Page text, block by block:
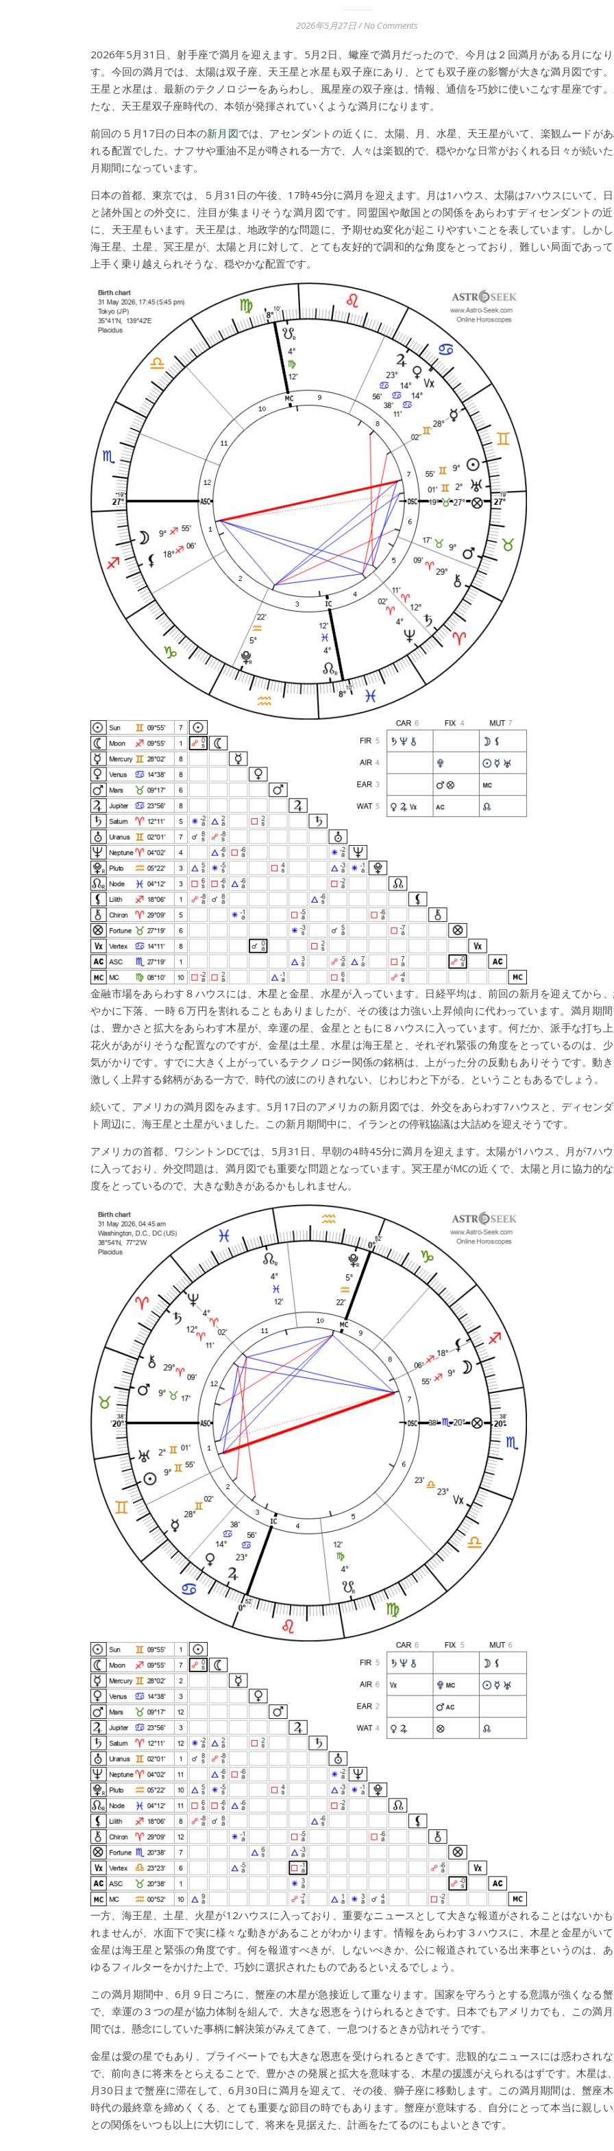
2026年5月27日/No Comments
2026年5月31日、射手座で満月を迎えます。5月2日、蠍座で満月だったので、今月は２回満月がある月になり
す。今回の満月では、太陽は双子座、天王星と水星も双子座にあり、とても双子座の影響が大きな満月図です
王星と水星は、最新のテクノロジーをあらわし、風星座の双子座は、情報、通信を巧妙に使いこなす星座です
たな、天王星双子座時代の、本領が発揮されていくような満月になります。
前回の５月17日の日本の新月図では、アセンダントの近くに、太陽、月、水星、天王星がいて、楽観ムードが
れる配置でした。ナフサや重油不足が噂される一方で、人々は楽観的で、穏やかな日常がおくれる日々が続い
月期間になっています。
日本の首都、東京では、５月31日の午後、17時45分に満月を迎えます。月は1ハウス、太陽は7ハウスにいて、
と諸外国との外交に、注目が集まりそうな満月図です。同盟国や敵国との関係をあらわすディセンダントの近
に、天王星もいます。天王星は、地政学的な問題に、予期せぬ変化が起こりやすいことを表しています。しかし
海王星、土星、冥王星が、太陽と月に対して、とても友好的で調和的な角度をとっており、難しい局面であっ
上手く乗り越えられそうな、穏やかな配置です。
金融市場をあらわす８ハウスには、木星と金星、水星が入っています。日経平均は、前回の新月を迎えてから
やかに下落、一時６万円を割れることもありましたが、その後は力強い上昇傾向に代わっています。満月期間
は、豊かさと拡大をあらわす木星が、幸運の星、金星とともに８ハウスに入っています。何だか、派手な打ち
花火があがりそうな配置なのですが、金星は土星、水星は海王星と、それぞれ緊張の角度をとっているのは、
気がかりです。すでに大きく上がっているテクノロジー関係の銘柄は、上がった分の反動もありそうです。動
激しく上昇する銘柄がある一方で、時代の波にのりきれない、じわじわと下がる、ということもあるでしょう。
続いて、アメリカの満月図をみます。5月17日のアメリカの新月図では、外交をあらわす7ハウスと、ディセン
ト周辺に、海王星と土星がいました。この新月期間中に、イランとの停戦協議は大詰めを迎えそうです。
アメリカの首都、ワシントンDCでは、5月31日、早朝の4時45分に満月を迎えます。太陽が1ハウス、月が7ハ
に入っており、外交問題は、満月図でも重要な問題となっています。冥王星がMCの近くで、太陽と月に協力的
度をとっているので、大きな動きがあるかもしれません。
一方、海王星、土星、火星が12ハウスに入っており、重要なニュースとして大きな報道がされることはないか
れませんが、水面下で実に様々な動きがあることがわかります。情報をあらわす３ハウスに、木星と金星がいて
金星は海王星と緊張の角度です。何を報道すべきが、しないべきか、公に報道されている出来事というのは、
ゆるフィルターをかけた上で、巧妙に選択されたものであるといえるでしょう。
この満月期間中、6月９日ごろに、蟹座の木星が急接近して重なります。国家を守ろうとする意識が強くなる
で、幸運の３つの星が協力体制を組んで、大きな恩恵をうけられるときです。日本でもアメリカでも、この満
間では、懸念にしていた事柄に解決策がみえてきて、一息つけるときが訪れそうです。
金星は愛の星でもあり、プライベートでも大きな恩恵を受けられるときです。悲観的なニュースには惑わされ
で、前向きに将来をとらえることで、豊かさの発展と拡大を意味する、木星の援護がえられるはずです。木星は
月30日まで蟹座に滞在して、6月30日に満月を迎えて、その後、獅子座に移動します。この満月期間は、蟹座
時代の最終章を締めくくる、とても重要な節目の時でもあります。蟹座が意味する、自分にとって本当に親し
との関係をいつも以上に大切にして、将来を見据えた、計画をたてるのにもよいときです。